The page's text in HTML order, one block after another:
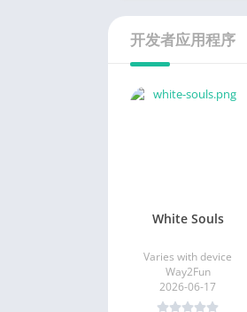
开发者应用程序
White Souls
Varies with device
Way2Fun
2026-06-17